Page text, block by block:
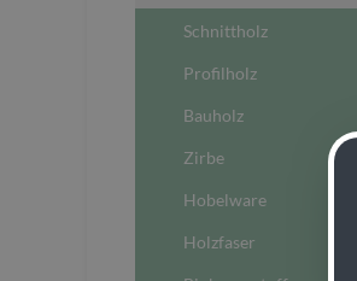
Schnittholz
Profilholz
Bauholz
Zirbe
Hobelware
Holzfaser